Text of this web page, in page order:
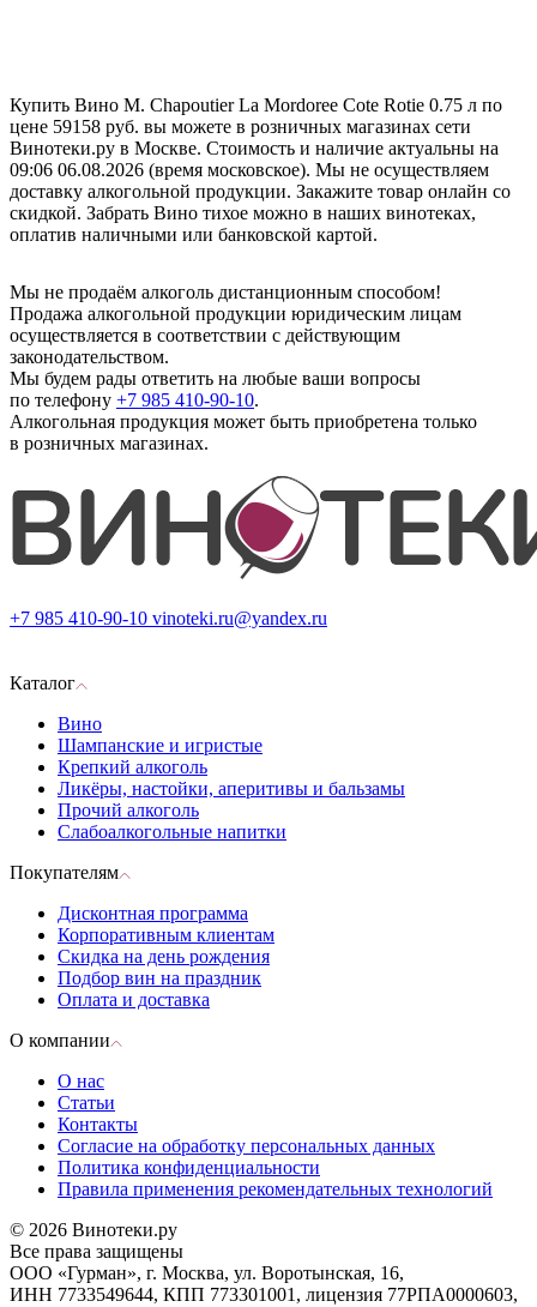
Купить Вино M. Chapoutier La Mordoree Cote Rotie 0.75 л по
цене 59158 руб. вы можете в розничных магазинах сети
Винотеки.ру в Москве. Стоимость и наличие актуальны на
09:06 06.08.2026 (время московское). Мы не осуществляем
доставку алкогольной продукции. Закажите товар онлайн со
скидкой. Забрать Вино тихое можно в наших винотеках,
оплатив наличными или банковской картой.
Мы не продаём алкоголь дистанционным способом!
Продажа алкогольной продукции юридическим лицам
осуществляется в соответствии с действующим
законодательством.
Мы будем рады ответить на любые ваши вопросы
по телефону +7 985 410-90-10.
Алкогольная продукция может быть приобретена только
в розничных магазинах.
+7 985 410-90-10 vinoteki.ru@yandex.ru
Каталог
Вино
Шампанские и игристые
Крепкий алкоголь
Ликёры, настойки, аперитивы и бальзамы
Прочий алкоголь
Слабоалкогольные напитки
Покупателям
Дисконтная программа
Корпоративным клиентам
Скидка на день рождения
Подбор вин на праздник
Оплата и доставка
О компании
О нас
Статьи
Контакты
Согласие на обработку персональных данных
Политика конфиденциальности
Правила применения рекомендательных технологий
© 2026 Винотеки.ру
Все права защищены
ООО «Гурман», г. Москва, ул. Воротынская, 16,
ИНН 7733549644, КПП 773301001, лицензия 77РПА0000603,